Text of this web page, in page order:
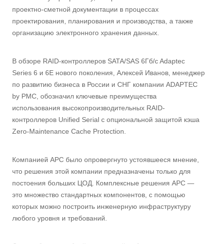
проектно-сметной документации в процессах
проектирования, планирования и производства, а также
организацию электронного хранения данных.
В обзоре RAID-контроллеров SATA/SAS 6Гб/c Adaptec
Series 6 и 6E нового поколения, Алексей Иванов, менеджер
по развитию бизнеса в России и СНГ компании ADAPTEC
by PMC, обозначил ключевые преимущества
использования высокопроизводительных RAID-
контроллеров Unified Serial с опциональной защитой кэша
Zero-Maintenance Cache Protection.
Компанией APC было опровергнуто устоявшееся мнение,
что решения этой компании предназначены только для
постоения больших ЦОД. Комплексные решения АРС —
это множество стандартных компонентов, с помощью
которых можно построить инженерную инфраструктуру
любого уровня и требований.